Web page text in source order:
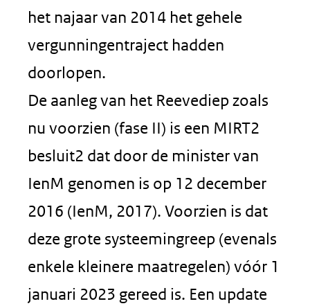
het najaar van 2014 het gehele
vergunningentraject hadden
doorlopen.
De aanleg van het Reevediep zoals
nu voorzien (fase II) is een MIRT2
besluit2 dat door de minister van
IenM genomen is op 12 december
2016 (IenM, 2017). Voorzien is dat
deze grote systeemingreep (evenals
enkele kleinere maatregelen) vóór 1
januari 2023 gereed is. Een update